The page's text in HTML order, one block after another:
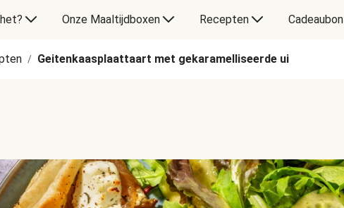
Onze Maaltijdboxen Recepten Cadeaubon
/ Geitenkaasplaattaart met gekaramelliseerde ui